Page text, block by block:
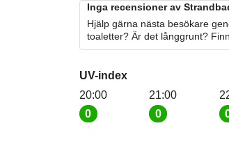
Inga recensioner av
Hjälp gärna nästa besökare
toaletter? Är det långgrunt?
UV-index
20:00
0
21:00
0